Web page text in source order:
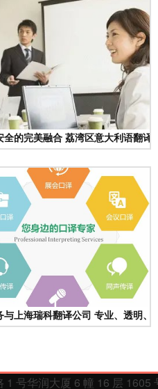
全的完美融合 荔湾区意大利语翻译
效率工具与翻译服务担当
与上海瑞科翻译公司 专业、透明、
号华润大厦 6 幢 16 层 1605